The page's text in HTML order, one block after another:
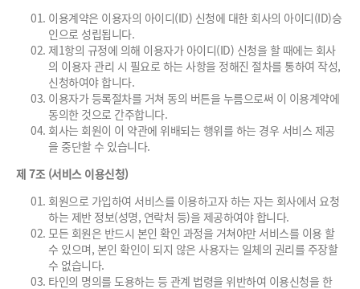
이용계약은 이용자의 아이디(ID) 신청에 대한 회사의 아이디(ID)승
인으로 성립됩니다.
제1항의 규정에 의해 이용자가 아이디(ID) 신청을 할 때에는 회사
의 이용자 관리 시 필요로 하는 사항을 정해진 절차를 통하여 작성,
신청하여야 합니다.
이용자가 등록절차를 거쳐 동의 버튼을 누름으로써 이 이용계약에
동의한 것으로 간주합니다.
회사는 회원이 이 약관에 위배되는 행위를 하는 경우 서비스 제공
을 중단할 수 있습니다.
제 7조 (서비스 이용신청)
회원으로 가입하여 서비스를 이용하고자 하는 자는 회사에서 요청
하는 제반 정보(성명, 연락처 등)을 제공하여야 합니다.
모든 회원은 반드시 본인 확인 과정을 거쳐야만 서비스를 이용 할
수 있으며, 본인 확인이 되지 않은 사용자는 일체의 권리를 주장할
수 없습니다.
타인의 명의를 도용하는 등 관계 법령을 위반하여 이용신청을 한